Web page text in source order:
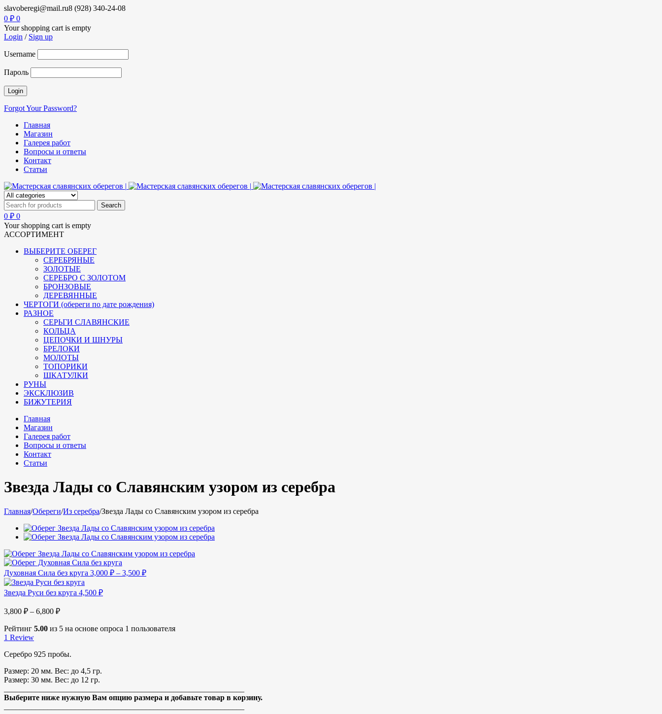
slavoberegi@mail.ru8 (928) 340-24-08
0 ₽ 0
Your shopping cart is empty
Login / Sign up
Username
Пароль
Forgot Your Password?
Главная
Магазин
Галерея работ
Вопросы и ответы
Контакт
Статьи
0 ₽ 0
Your shopping cart is empty
АССОРТИМЕНТ
ВЫБЕРИТЕ ОБЕРЕГ
СЕРЕБРЯНЫЕ
ЗОЛОТЫЕ
СЕРЕБРО С ЗОЛОТОМ
БРОНЗОВЫЕ
ДЕРЕВЯННЫЕ
ЧЕРТОГИ (обереги по дате рождения)
РАЗНОЕ
СЕРЬГИ СЛАВЯНСКИЕ
КОЛЬЦА
ЦЕПОЧКИ И ШНУРЫ
БРЕЛОКИ
МОЛОТЫ
ТОПОРИКИ
ШКАТУЛКИ
РУНЫ
ЭКСКЛЮЗИВ
БИЖУТЕРИЯ
Главная
Магазин
Галерея работ
Вопросы и ответы
Контакт
Статьи
Звезда Лады со Славянским узором из серебра
Главная/Обереги/Из серебра/Звезда Лады со Славянским узором из серебра
Духовная Сила без круга 3,000 ₽ – 3,500 ₽
Звезда Руси без круга 4,500 ₽
3,800 ₽ – 6,800 ₽
Рейтинг 5.00 из 5 на основе опроса 1 пользователя
1 Review
Серебро 925 пробы.
Размер: 20 мм. Вес: до 4,5 гр.
Размер: 30 мм. Вес: до 12 гр.
Выберите ниже нужную Вам опцию размера и добавьте товар в корзину.